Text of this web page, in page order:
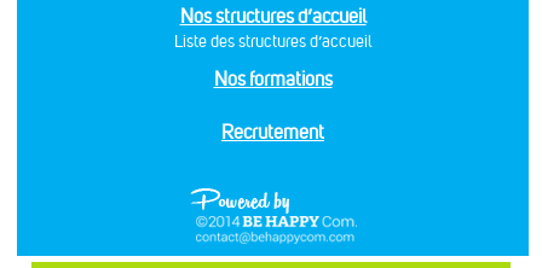
Nos structures d’accueil
Liste des structures d’accueil
Nos formations
Recrutement